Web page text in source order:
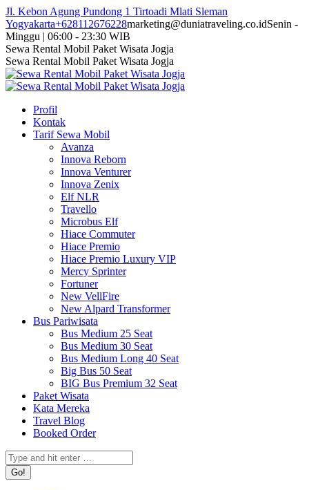
Skip
to
content
Jl. Kebon Agung Pundong 1 Tirtoadi Mlati Sleman
Yogyakarta+628112676228marketing@duniatraveling.co.idSenin -
Minggu | 06:00 - 23:30 WIB
Facebook
page
opens
in
window
Twitter
page
opens
in
window
Instagram
page
opens
in
window
YouTube
page
opens
in
window
Sewa Rental Mobil Paket Wisata Jogja
Sewa Rental Mobil Paket Wisata Jogja
Profil
Kontak
Tarif Sewa Mobil
Avanza
Innova Reborn
Innova Venturer
Innova Zenix
Elf NLR
Travello
Microbus Elf
Hiace Commuter
Hiace Premio
Hiace Premio Luxury VIP
Mercy Sprinter
Fortuner
New VellFire
New Alpard Transformer
Bus Pariwisata
Bus Medium 25 Seat
Bus Medium 30 Seat
Bus Medium Long 40 Seat
Big Bus 50 Seat
BIG Bus Premium 32 Seat
Paket Wisata
Kata Mereka
Travel Blog
Booked Order
Search: